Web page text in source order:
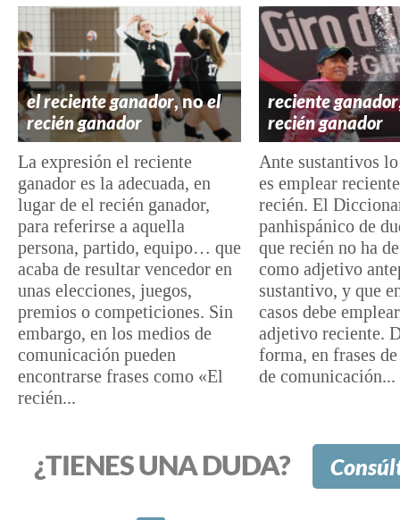
el recienteganador, noel
recién ganador
La expresión el reciente
ganador es la adecuada, en
lugar de el recién ganador,
para referirse a aquella
persona, partido, equipo… que
acaba de resultar vencedor en
unas elecciones, juegos,
premios o competiciones. Sin
embargo, en los medios de
comunicación pueden
encontrarse frases como «El
recién...
reciente ganador
recién ganador
Ante sustantivos
es emplear
recién. El
panhispánico de
que recién no ha
como adjetivo
sustantivo, y que
casos debe
adjetivo reciente.
forma, en frases
de comunicación...
¿TIENES UNA DUDA?